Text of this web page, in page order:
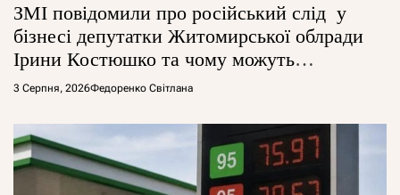
ЗМІ повідомили про російський слід у
бізнесі депутатки Житомирської облради
Ірини Костюшко та чому можуть
арештувати її активи
3 Серпня, 2026Федоренко Світлана